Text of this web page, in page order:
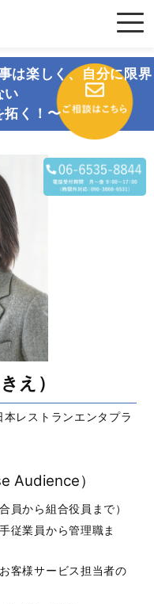
は楽しく、自分に限界
い
拓く！〜
え）
レストランエンタプラ
Audience）
から組合役員まで）
従業員から管理職ま
客様サービス担当者の